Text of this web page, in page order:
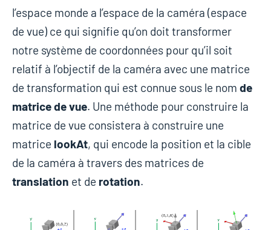
l’espace monde a l’espace de la caméra (espace
de vue) ce qui signifie qu’on doit transformer
notre système de coordonnées pour qu’il soit
relatif à l’objectif de la caméra avec une matrice
de transformation qui est connue sous le nom de
matrice de vue. Une méthode pour construire la
matrice de vue consistera à construire une
matrice lookAt, qui encode la position et la cible
de la caméra à travers des matrices de
translation et de rotation.